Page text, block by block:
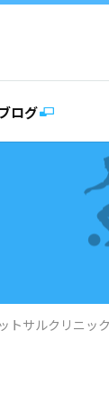
ログ
トサルクリニッ